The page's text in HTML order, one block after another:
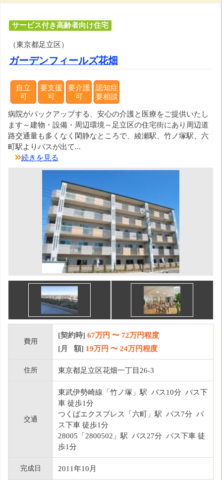
サービス付き高齢者向け住宅
（東京都足立区）
ガーデンフィールズ花畑
自立
可
要支援
可
要介護
可
認知症
要相談
病院がバックアップする、安心の介護と医療をご提供いたし
ます～建物・設備・周辺環境～足立区の住宅街にあり周辺道
路交通量も多くなく閑静なところで、綾瀬駅、竹ノ塚駅、六
町駅よりバスが出て...
続きを見る
費用
[契約時] 67万円 〜 72万円程度
[月 額] 19万円 〜 24万円程度
住所 東京都足立区花畑一丁目26-3
交通
東武伊勢崎線「竹ノ塚」駅 バス10分 バス下
車 徒歩1分
つくばエクスプレス「六町」駅 バス7分 バ
ス下車 徒歩1分
28005「2800502」駅 バス27分 バス下車 徒
歩1分
完成日 2011年10月